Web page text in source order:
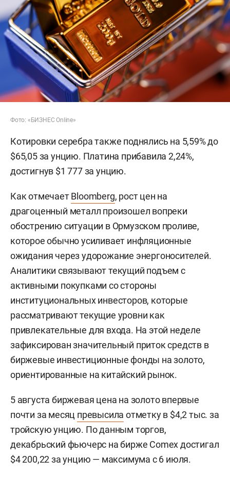
Фото: «БИЗНЕС Online»
Котировки серебра также поднялись на 5,59% до
$65,05 за унцию. Платина прибавила 2,24%,
достигнув $1 777 за унцию.
Как отмечаетBloomberg, рост цен на
драгоценный металл произошел вопреки
обострению ситуации в Ормузском проливе,
которое обычно усиливает инфляционные
ожидания через удорожание энергоносителей.
Аналитики связывают текущий подъем с
активными покупками со стороны
институциональных инвесторов, которые
рассматривают текущие уровни как
привлекательные для входа. На этой неделе
зафиксирован значительный приток средств в
биржевые инвестиционные фонды на золото,
ориентированные на китайский рынок.
5 августа биржевая цена на золото впервые
почти за месяц превысила отметку в $4,2 тыс. за
тройскую унцию. По данным торгов,
декабрьский фьючерс на бирже Comex достигал
$4 200,22 за унцию — максимума с 6 июля.